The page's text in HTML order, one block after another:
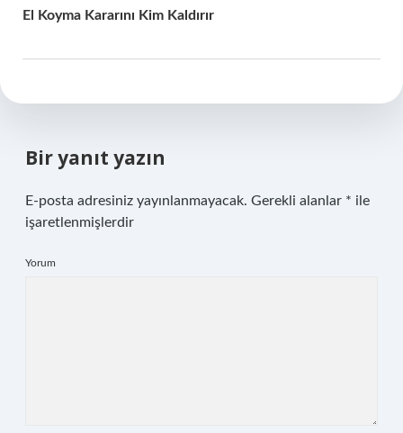
El Koyma Kararını Kim Kaldırır
Bir yanıt yazın
E-posta adresiniz yayınlanmayacak. Gerekli alanlar * ile
işaretlenmişlerdir
Yorum